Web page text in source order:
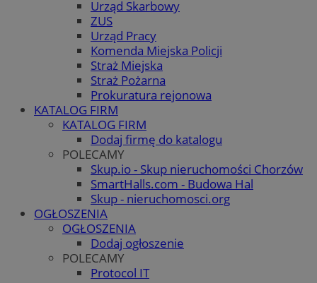
Urząd Skarbowy
ZUS
Urząd Pracy
Komenda Miejska Policji
Straż Miejska
Straż Pożarna
Prokuratura rejonowa
KATALOG FIRM
KATALOG FIRM
Dodaj firmę do katalogu
POLECAMY
Skup.io - Skup nieruchomości Chorzów
SmartHalls.com - Budowa Hal
Skup - nieruchomosci.org
OGŁOSZENIA
OGŁOSZENIA
Dodaj ogłoszenie
POLECAMY
Protocol IT